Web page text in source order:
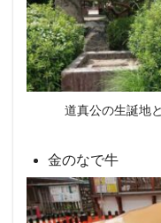
道真公の生誕地
金のなで牛